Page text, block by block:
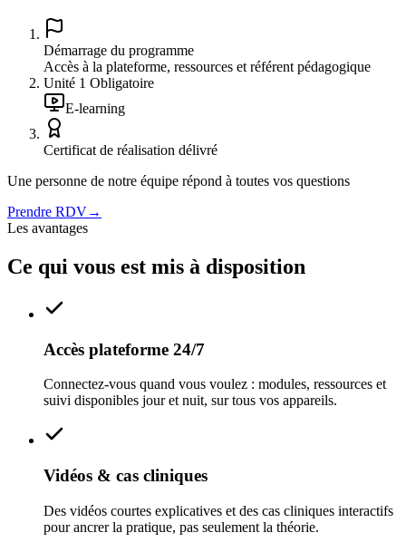
Démarrage du programme
Accès à la plateforme, ressources et référent pédagogique
Unité 1 Obligatoire
E-learning
Certificat de réalisation délivré
Une personne de notre équipe répond à toutes vos questions
Prendre RDV→
Les avantages
Ce qui vous est mis à disposition
Accès plateforme 24/7
Connectez-vous quand vous voulez : modules, ressources et
suivi disponibles jour et nuit, sur tous vos appareils.
Vidéos & cas cliniques
Des vidéos courtes explicatives et des cas cliniques interactifs
pour ancrer la pratique, pas seulement la théorie.